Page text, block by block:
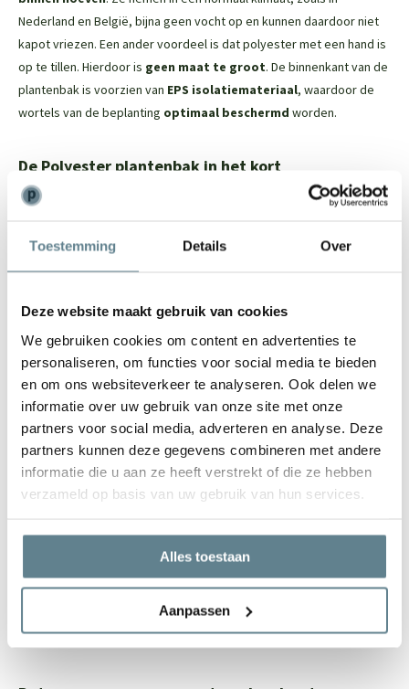
Toestemming Details Over
Deze website maakt gebruik van cookies
We gebruiken cookies om content en advertenties te
personaliseren, om functies voor social media te bieden
en om ons websiteverkeer te analyseren. Ook delen we
informatie over uw gebruik van onze site met onze
partners voor social media, adverteren en analyse. Deze
partners kunnen deze gegevens combineren met andere
informatie die u aan ze heeft verstrekt of die ze hebben
verzameld op basis van uw gebruik van hun services.
Alles toestaan
Aanpassen
Nederland en België, bijna geen vocht op en kunnen daardoor niet
kapot vriezen. Een ander voordeel is dat polyester met een hand is
op te tillen. Hierdoor is geen maat te groot. De binnenkant van de
plantenbak is voorzien van EPS isolatiemateriaal, waardoor de
wortels van de beplanting optimaal beschermd worden.
De Polyester plantenbak in het kort
Dit tijdloze model past in iedere tuin
staan
De binnenkant van de plantenbak is voorzien van EPS
Door het materiaal is het een lichtgewicht plantenbak
De plantenbak heeft een robuuste uitstraling en een mooie
randafwerking
Door en door gekleurd, ruime keuze uit ral kleuren
Vele maatwerk opties mogelijk
Let op: de onderkant van de polyester plantenbak is niet (netjes)
afgewerkt, maar dit is niet zichtbaar
Om de polyester plantenbak zo stralend mogelijk te houden, raden
je eenvoudig je polyester plantenbak en zorg je ervoor dat de jouw
plantenbak er na van loop van tijd weer als nieuw uit gaat zien. In
deze set zit eenCleaneren eenCoating spray.